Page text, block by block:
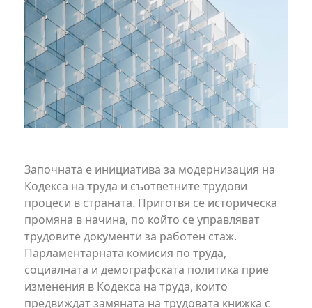
Започната е инициатива за модернизация на
Кодекса на труда и съответните трудови
процеси в страната. Приготвя се историческа
промяна в начина, по който се управляват
трудовите документи за работен стаж.
Парламентарната комисия по труда,
социалната и демографската политика прие
изменения в Кодекса на труда, които
предвиждат замяната на трудовата книжка с